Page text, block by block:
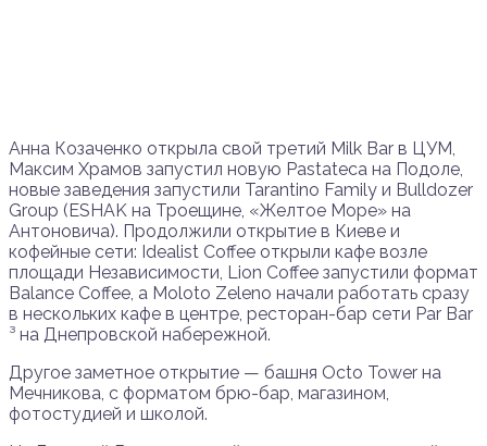
Анна Козаченко открыла свой третий Milk Bar в ЦУМ,
Максим Храмов запустил новую Pastateca на Подоле,
новые заведения запустили Tarantino Family и Bulldozer
Group (ESHAK на Троещине, «Желтое Море» на
Антоновича). Продолжили открытие в Киеве и
кофейные сети: Idealist Coffee открыли кафе возле
площади Независимости, Lion Coffee запустили формат
Balance Coffee, а Moloto Zeleno начали работать сразу
в нескольких кафе в центре, ресторан-бар сети Par Bar
³ на Днепровской набережной.
Другое заметное открытие — башня Octo Tower на
Мечникова, с форматом брю-бар, магазином,
фотостудией и школой.